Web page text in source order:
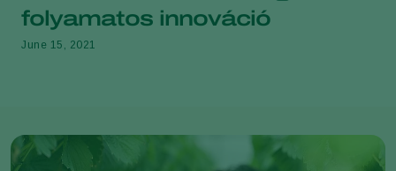
folyamatos innováció
June 15, 2021